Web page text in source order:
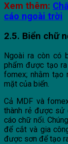
Xem thêm:
cáo ngoài trời
2.5. Biển chữ
Ngoài ra còn có
phẩm được tạo
fomex; nhằm tạo
mặt của biển.
Cả MDF và
thành rẻ được sử
cáo chữ nổi.
để cắt và gia
được sơn để tạo